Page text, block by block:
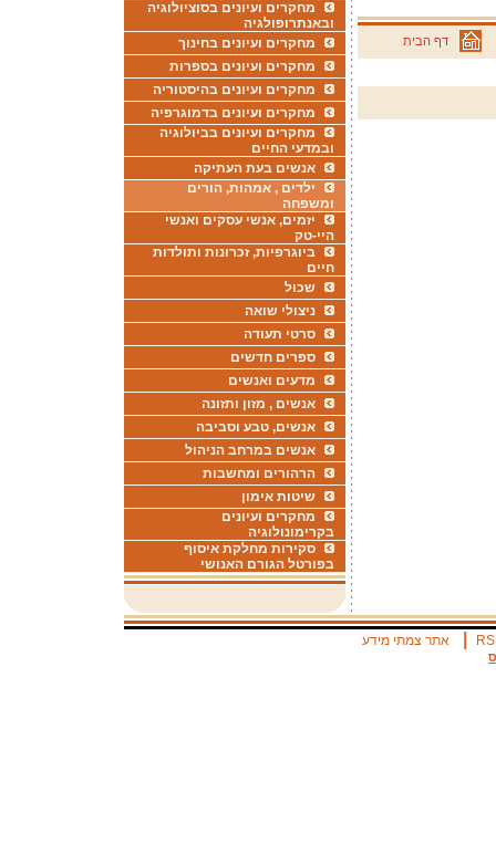
דף הבית
מחקרים ועיונים בסוציולוגיה
ובאנתרופולגיה
מחקרים ועיונים בחינוך
מחקרים ועיונים בספרות
מחקרים ועיונים בהיסטוריה
מחקרים ועיונים בדמוגרפיה
מחקרים ועיונים בביולוגיה
ובמדעי החיים
אנשים בעת העתיקה
ילדים , אמהות, הורים
ומשפחה
יזמים, אנשי עסקים ואנשי
היי-טק
ביוגרפיות, זכרונות ותולדות
חיים
שכול
ניצולי שואה
סרטי תעודה
ספרים חדשים
מדעים ואנשים
אנשים , מזון ותזונה
אנשים, טבע וסביבה
אנשים במרחב הניהול
הרהורים ומחשבות
שיטות אימון
מחקרים ועיונים
בקרימונולוגיה
סקירות מחלקת איסוף
בפורטל הגורם האנושי
אתר צמתי מידע